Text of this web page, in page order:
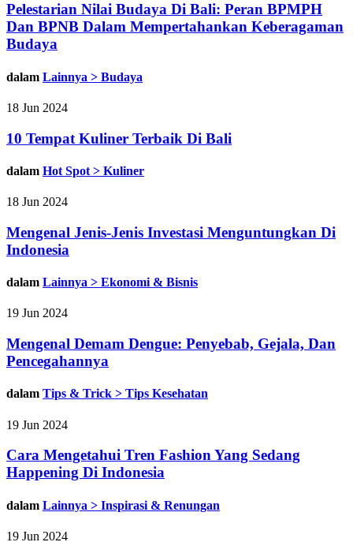
Pelestarian Nilai Budaya Di Bali: Peran BPMPH
Dan BPNB Dalam Mempertahankan Keberagaman
Budaya
dalam Lainnya > Budaya
18 Jun 2024
10 Tempat Kuliner Terbaik Di Bali
dalam Hot Spot > Kuliner
18 Jun 2024
Mengenal Jenis-Jenis Investasi Menguntungkan Di
Indonesia
dalam Lainnya > Ekonomi & Bisnis
19 Jun 2024
Mengenal Demam Dengue: Penyebab, Gejala, Dan
Pencegahannya
dalam Tips & Trick > Tips Kesehatan
19 Jun 2024
Cara Mengetahui Tren Fashion Yang Sedang
Happening Di Indonesia
dalam Lainnya > Inspirasi & Renungan
19 Jun 2024